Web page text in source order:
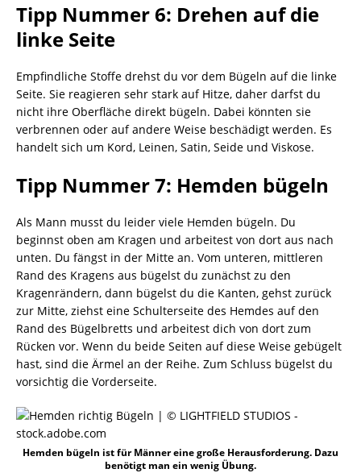
Tipp Nummer 6: Drehen auf die
linke Seite
Empfindliche Stoffe drehst du vor dem Bügeln auf die linke
Seite. Sie reagieren sehr stark auf Hitze, daher darfst du
nicht ihre Oberfläche direkt bügeln. Dabei könnten sie
verbrennen oder auf andere Weise beschädigt werden. Es
handelt sich um Kord, Leinen, Satin, Seide und Viskose.
Tipp Nummer 7: Hemden bügeln
Als Mann musst du leider viele Hemden bügeln. Du
beginnst oben am Kragen und arbeitest von dort aus nach
unten. Du fängst in der Mitte an. Vom unteren, mittleren
Rand des Kragens aus bügelst du zunächst zu den
Kragenrändern, dann bügelst du die Kanten, gehst zurück
zur Mitte, ziehst eine Schulterseite des Hemdes auf den
Rand des Bügelbretts und arbeitest dich von dort zum
Rücken vor. Wenn du beide Seiten auf diese Weise gebügelt
hast, sind die Ärmel an der Reihe. Zum Schluss bügelst du
vorsichtig die Vorderseite.
Hemden bügeln ist für Männer eine große Herausforderung. Dazu
benötigt man ein wenig Übung.